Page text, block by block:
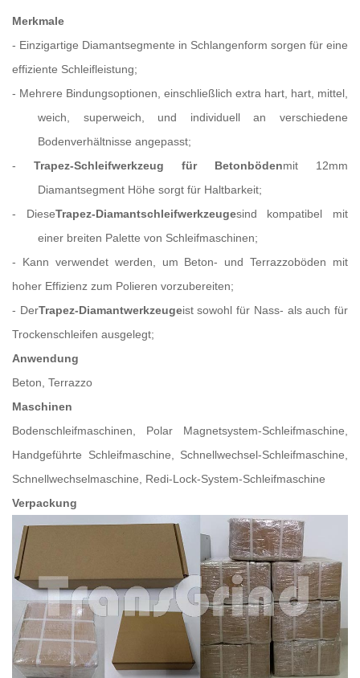
Merkmale
- Einzigartige Diamantsegmente in Schlangenform sorgen für eine
effiziente Schleifleistung;
- Mehrere Bindungsoptionen, einschließlich extra hart, hart, mittel,
weich, superweich, und individuell an verschiedene
Bodenverhältnisse angepasst;
- Trapez-Schleifwerkzeug für Betonbödenmit 12mm
Diamantsegment Höhe sorgt für Haltbarkeit;
- DieseTrapez-Diamantschleifwerkzeugesind kompatibel mit
einer breiten Palette von Schleifmaschinen;
- Kann verwendet werden, um Beton- und Terrazzoböden mit
hoher Effizienz zum Polieren vorzubereiten;
- DerTrapez-Diamantwerkzeugeist sowohl für Nass- als auch für
Trockenschleifen ausgelegt;
Anwendung
Beton, Terrazzo
Maschinen
Bodenschleifmaschinen, Polar Magnetsystem-Schleifmaschine,
Handgeführte Schleifmaschine, Schnellwechsel-Schleifmaschine,
Schnellwechselmaschine, Redi-Lock-System-Schleifmaschine
Verpackung